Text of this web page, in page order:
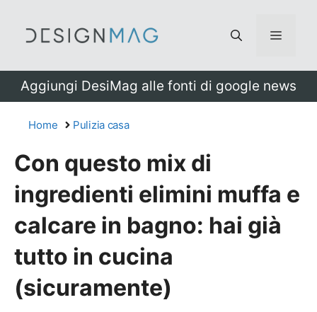
Menu
Aggiungi DesiMag alle fonti di google news
Home Pulizia casa
Con questo mix di
ingredienti elimini muffa e
calcare in bagno: hai già
tutto in cucina
(sicuramente)